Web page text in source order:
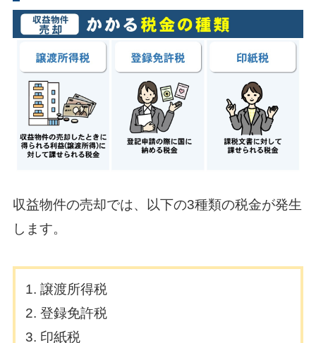
収益物件の売却では、以下の3種類の税金が発生
します。
譲渡所得税
登録免許税
印紙税